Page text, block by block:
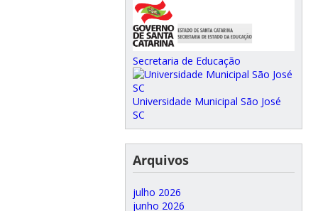
Secretaria de Educação
Universidade Municipal São José
SC
Arquivos
julho 2026
junho 2026